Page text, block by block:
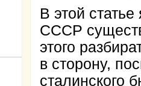
В этой
СССР
этого
в сторону,
сталинского